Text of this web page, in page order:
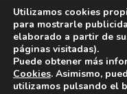
Utilizamos cookies
para mostrarle
elaborado a partir de
páginas visitadas).
Puede obtener más
Cookies. Asimismo,
utilizamos pulsando el